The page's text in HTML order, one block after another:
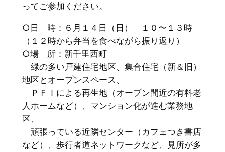
ってご参加ください。
○日 時：６月１４日（日） １０〜１３時
（１２時から弁当を食べながら振り返り）
○場 所：新千里西町
緑の多い戸建住宅地区、集合住宅（新＆旧）
地区とオープンスペース、
ＰＦＩによる再生地（オープン間近の有料老
人ホームなど）、マンション化が進む業務地
区、
頑張っている近隣センター（カフェつき書店
など）、歩行者道ネットワークなど、見所が多